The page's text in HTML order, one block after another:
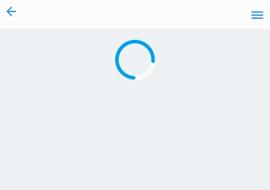
vai al contenuto
Caricamento in corso...